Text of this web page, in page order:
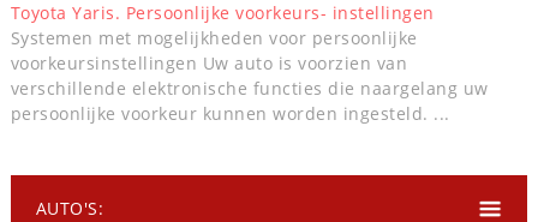
Toyota Yaris. Persoonlijke voorkeurs- instellingen
Systemen met mogelijkheden voor persoonlijke
voorkeursinstellingen Uw auto is voorzien van
verschillende elektronische functies die naargelang uw
persoonlijke voorkeur kunnen worden ingesteld. ...
AUTO'S: